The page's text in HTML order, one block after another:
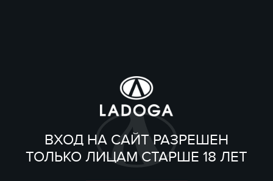
ВХОД НА САЙТ РАЗРЕШЕН
ТОЛЬКО ЛИЦАМ СТАРШЕ 18 ЛЕТ